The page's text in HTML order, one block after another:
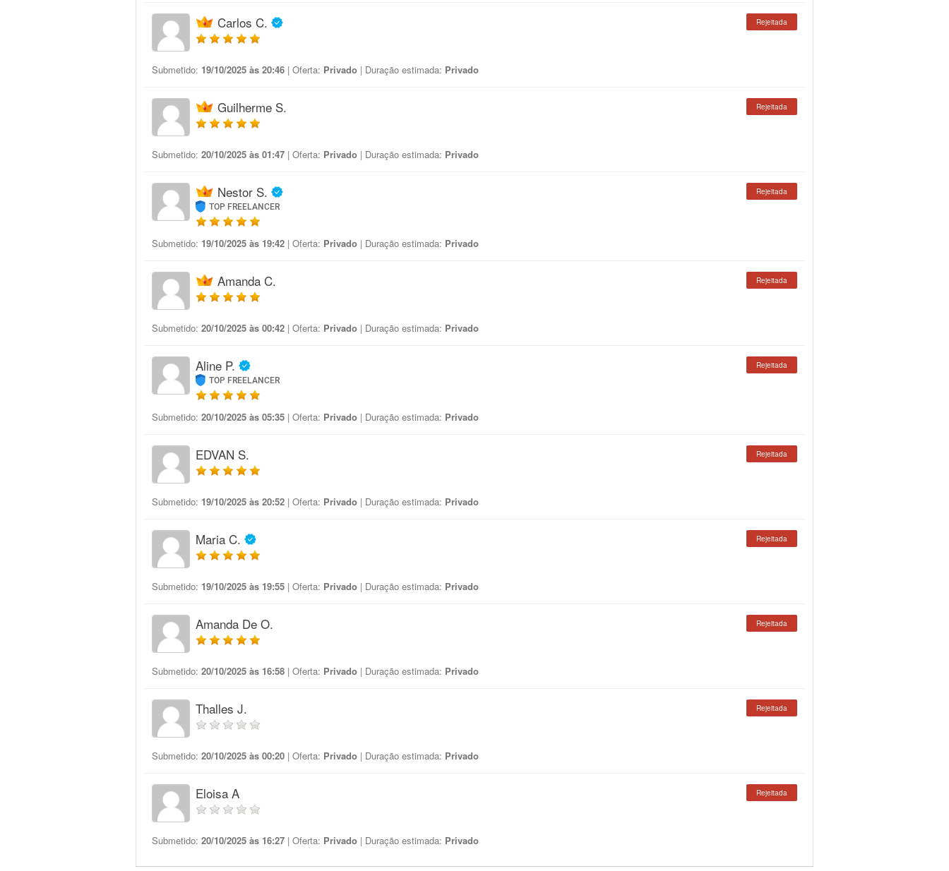
Carlos C. Rejeitada
Submetido: 19/10/2025 às 20:46 | Oferta: Privado | Duração estimada: Privado
Guilherme S. Rejeitada
Submetido: 20/10/2025 às 01:47 | Oferta: Privado | Duração estimada: Privado
Nestor S.
TOP FREELANCER
Rejeitada
Submetido: 19/10/2025 às 19:42 | Oferta: Privado | Duração estimada: Privado
Amanda C. Rejeitada
Submetido: 20/10/2025 às 00:42 | Oferta: Privado | Duração estimada: Privado
Aline P.
TOP FREELANCER
Rejeitada
Submetido: 20/10/2025 às 05:35 | Oferta: Privado | Duração estimada: Privado
EDVAN S. Rejeitada
Submetido: 19/10/2025 às 20:52 | Oferta: Privado | Duração estimada: Privado
Maria C. Rejeitada
Submetido: 19/10/2025 às 19:55 | Oferta: Privado | Duração estimada: Privado
Amanda De O. Rejeitada
Submetido: 20/10/2025 às 16:58 | Oferta: Privado | Duração estimada: Privado
Thalles J. Rejeitada
Submetido: 20/10/2025 às 00:20 | Oferta: Privado | Duração estimada: Privado
Eloisa A Rejeitada
Submetido: 20/10/2025 às 16:27 | Oferta: Privado | Duração estimada: Privado